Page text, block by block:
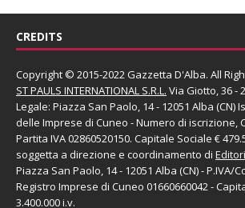
CREDITS
Copyright © 2015-2022 Gazzetta D'Alba. All
ST PAULS INTERNATIONAL S.R.L. Via Giotto, 36 -
Legale: Piazza San Paolo, 14 - 12051 Alba (CN)
delle Imprese di Cuneo - Numero di iscrizione,
Partita IVA 02860520150. Capitale Sociale €
soggetta a direzione e coordinamento di
Piazza San Paolo, 14 - 12051 Alba (CN) - P.IVA/
Registro Imprese di Cuneo 01660660042 -
3.400.000 i.v.